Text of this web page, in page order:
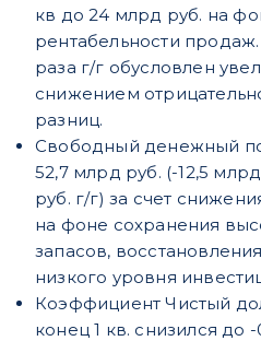
кв до 24 млрд руб. на
рентабельности продаж.
раза г/г обусловлен
снижением
разниц.
Свободный денежный
52,7 млрд руб. (-12,5
руб. г/г) за счет
на фоне сохранения
запасов,
низкого уровня
Коэффициент Чистый
конец 1 кв. снизился до -